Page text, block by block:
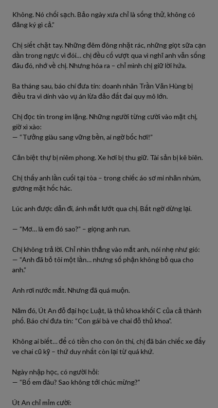
Không. Nó chối sạch. Bảo ngày xưa chỉ là sống thử, không có
đăng ký gì cả.”
Chị siết chặt tay. Những đêm đông nhặt rác, những giọt sữa cạn
dần trong ngực vì đói… chị đều cố vượt qua vì nghĩ anh vẫn sống
đâu đó, nhớ về chị. Nhưng hóa ra – chỉ mình chị giữ lời hứa.
Ba tháng sau, báo chí đưa tin: doanh nhân Trần Văn Hùng bị
điều tra vì dính vào vụ án lừa đảo đất đai quy mô lớn.
Chị đọc tin trong im lặng. Những người từng cười vào mặt chị,
giờ xì xào:
— “Tưởng giàu sang vững bền, ai ngờ bốc hơi!”
Căn biệt thự bị niêm phong. Xe hơi bị thu giữ. Tài sản bị kê biên.
Chị thấy anh lần cuối tại tòa – trong chiếc áo sơ mi nhăn nhúm,
gương mặt hốc hác.
Lúc anh được dẫn đi, ánh mắt lướt qua chị. Bất ngờ dừng lại.
— “Mơ… là em đó sao?” – giọng anh run.
Chị không trả lời. Chỉ nhìn thẳng vào mắt anh, nói nhẹ như gió:
— “Anh đã bỏ tôi một lần… nhưng số phận không bỏ qua cho
anh.”
Anh rơi nước mắt. Nhưng đã quá muộn.
Năm đó, Út An đỗ đại học Luật, là thủ khoa khối C của cả thành
phố. Báo chí đưa tin: “Con gái bà ve chai đỗ thủ khoa”.
Không ai biết… để có tiền cho con ôn thi, chị đã bán chiếc xe đẩy
ve chai cũ kỹ – thứ duy nhất còn lại từ quá khứ.
Ngày nhập học, có người hỏi:
— “Bố em đâu? Sao không tới chúc mừng?”
Út An chỉ mỉm cười: